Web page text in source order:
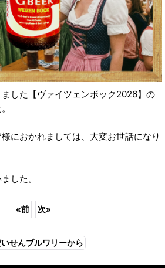
した【ヴァイツェンボック2026】の
におかれましては、大変お世話になり
した。
«前 次»
いせんブルワリーから